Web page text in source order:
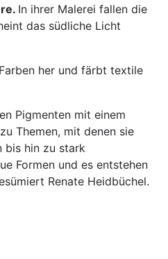
In ihrer Malerei fallen die
das südliche Licht
her und färbt textile
Pigmenten mit einem
Themen, mit denen sie
bis hin zu stark
Formen und es entstehen
Renate Heidbüchel.